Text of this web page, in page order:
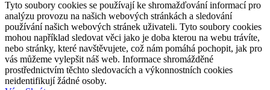
Tyto soubory cookies se používají ke shromažďování informací pro
analýzu provozu na našich webových stránkách a sledování
používání našich webových stránek uživateli. Tyto soubory cookies
mohou například sledovat věci jako je doba kterou na webu trávíte,
nebo stránky, které navštěvujete, což nám pomáhá pochopit, jak pro
vás můžeme vylepšit náš web. Informace shromážděné
prostřednictvím těchto sledovacích a výkonnostních cookies
neidentifikují žádné osoby.